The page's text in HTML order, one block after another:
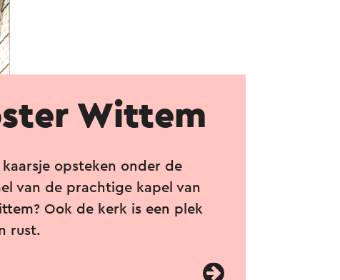
Wittem
kaarsje opsteken onder de
van de prachtige kapel van
Ook de kerk is een plek
rust.